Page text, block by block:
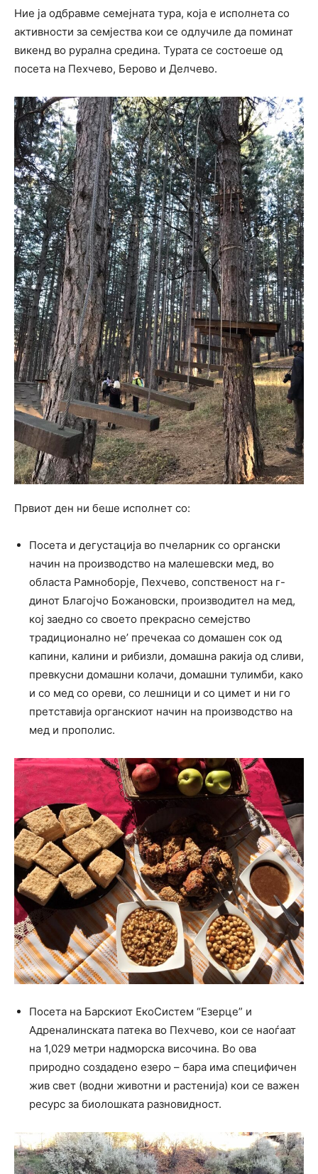
Ние ја одбравме семејната тура, која е исполнета со
активности за семјества кои се одлучиле да поминат
викенд во рурална средина. Турата се состоеше од
посета на Пехчево, Берово и Делчево.
Првиот ден ни беше исполнет со:
Посета и дегустација во пчеларник со органски
начин на производство на малешевски мед, во
областа Рамноборје, Пехчево, сопственост на г-
динот Благојчо Божановски, производител на мед,
кој заедно со своето прекрасно семејство
традиционално не’ пречекаа со домашен сок од
капини, калини и рибизли, домашна ракија од сливи,
превкусни домашни колачи, домашни тулимби, како
и со мед со ореви, со лешници и со цимет и ни го
претставија органскиот начин на производство на
мед и прополис.
Посета на Барскиот ЕкоСистем “Езерце” и
Адреналинската патека во Пехчево, кои се наоѓаат
на 1,029 метри надморска височина. Во ова
природно создадено езеро – бара има специфичен
жив свет (водни животни и растенија) кои се важен
ресурс за биолошката разновидност.